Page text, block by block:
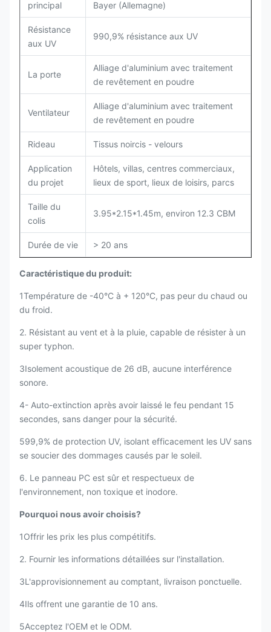
principal Bayer (Allemagne)
Résistance
aux UV
990,9% résistance aux UV
La porte
Alliage d'aluminium avec traitement
de revêtement en poudre
Ventilateur
Alliage d'aluminium avec traitement
de revêtement en poudre
Rideau Tissus noircis - velours
Application
du projet
Hôtels, villas, centres commerciaux,
lieux de sport, lieux de loisirs, parcs
Taille du
colis
3.95*2.15*1.45m, environ 12.3 CBM
Durée de vie > 20 ans
Caractéristique du produit:
1Température de -40°C à + 120°C, pas peur du chaud ou
du froid.
2. Résistant au vent et à la pluie, capable de résister à un
super typhon.
3Isolement acoustique de 26 dB, aucune interférence
sonore.
4- Auto-extinction après avoir laissé le feu pendant 15
secondes, sans danger pour la sécurité.
599,9% de protection UV, isolant efficacement les UV sans
se soucier des dommages causés par le soleil.
6. Le panneau PC est sûr et respectueux de
l'environnement, non toxique et inodore.
Pourquoi nous avoir choisis?
1Offrir les prix les plus compétitifs.
2. Fournir les informations détaillées sur l'installation.
3L'approvisionnement au comptant, livraison ponctuelle.
4Ils offrent une garantie de 10 ans.
5Acceptez l'OEM et le ODM.